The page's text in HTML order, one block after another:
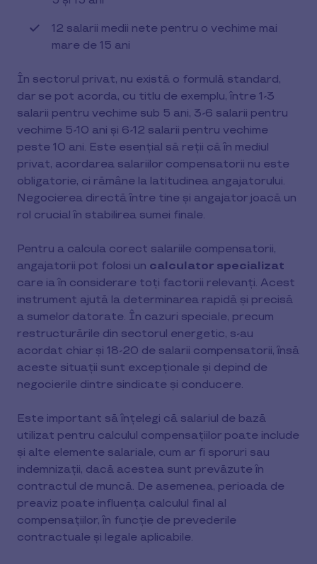
12 salarii medii nete pentru o vechime mai
mare de 15 ani
În sectorul privat, nu există o formulă standard,
dar se pot acorda, cu titlu de exemplu, între 1-3
salarii pentru vechime sub 5 ani, 3-6 salarii pentru
vechime 5-10 ani și 6-12 salarii pentru vechime
peste 10 ani. Este esențial să reții că în mediul
privat, acordarea salariilor compensatorii nu este
obligatorie, ci rămâne la latitudinea angajatorului.
Negocierea directă între tine și angajator joacă un
rol crucial în stabilirea sumei finale.
Pentru a calcula corect salariile compensatorii,
angajatorii pot folosi un calculator specializat
care ia în considerare toți factorii relevanți. Acest
instrument ajută la determinarea rapidă și precisă
a sumelor datorate. În cazuri speciale, precum
restructurările din sectorul energetic, s-au
acordat chiar și 18-20 de salarii compensatorii, însă
aceste situații sunt excepționale și depind de
negocierile dintre sindicate și conducere.
Este important să înțelegi că salariul de bază
utilizat pentru calculul compensațiilor poate include
și alte elemente salariale, cum ar fi sporuri sau
indemnizații, dacă acestea sunt prevăzute în
contractul de muncă. De asemenea, perioada de
preaviz poate influența calculul final al
compensațiilor, în funcție de prevederile
contractuale și legale aplicabile.